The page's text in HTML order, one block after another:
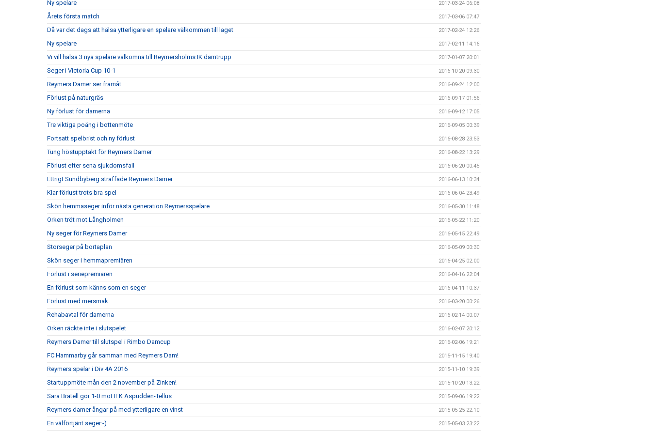
Ny spelare 2017-03-24 06:08
Årets första match 2017-03-06 07:47
Då var det dags att hälsa ytterligare en spelare välkommen till laget 2017-02-24 12:26
Ny spelare 2017-02-11 14:16
Vi vill hälsa 3 nya spelare välkomna till Reymersholms IK damtrupp 2017-01-07 20:01
Seger i Victoria Cup 10-1 2016-10-20 09:30
Reymers Damer ser framåt 2016-09-24 12:00
Förlust på naturgräs 2016-09-17 01:56
Ny förlust för damerna 2016-09-12 17:05
Tre viktiga poäng i bottenmöte 2016-09-05 00:39
Fortsatt spelbrist och ny förlust 2016-08-28 23:53
Tung höstupptakt för Reymers Damer 2016-08-22 13:29
Förlust efter sena sjukdomsfall 2016-06-20 00:45
Ettrigt Sundbyberg straffade Reymers Damer 2016-06-13 10:34
Klar förlust trots bra spel 2016-06-04 23:49
Skön hemmaseger inför nästa generation Reymersspelare 2016-05-30 11:48
Orken tröt mot Långholmen 2016-05-22 11:20
Ny seger för Reymers Damer 2016-05-15 22:49
Storseger på bortaplan 2016-05-09 00:30
Skön seger i hemmapremiären 2016-04-25 02:00
Förlust i seriepremiären 2016-04-16 22:04
En förlust som känns som en seger 2016-04-11 10:37
Förlust med mersmak 2016-03-20 00:26
Rehabavtal för damerna 2016-02-14 00:07
Orken räckte inte i slutspelet 2016-02-07 20:12
Reymers Damer till slutspel i Rimbo Damcup 2016-02-06 19:21
FC Hammarby går samman med Reymers Dam! 2015-11-15 19:40
Reymers spelar i Div 4A 2016 2015-11-10 19:39
Startuppmöte mån den 2 november på Zinken! 2015-10-20 13:22
Sara Bratell gör 1-0 mot IFK Aspudden-Tellus 2015-09-06 19:22
Reymers damer ångar på med ytterligare en vinst 2015-05-25 22:10
En välförtjänt seger:-) 2015-05-03 23:22